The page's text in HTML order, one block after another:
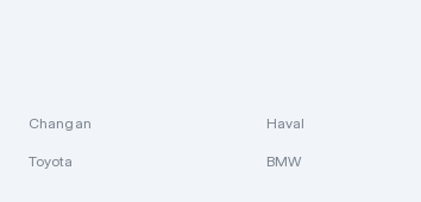
Changan Haval
Toyota BMW